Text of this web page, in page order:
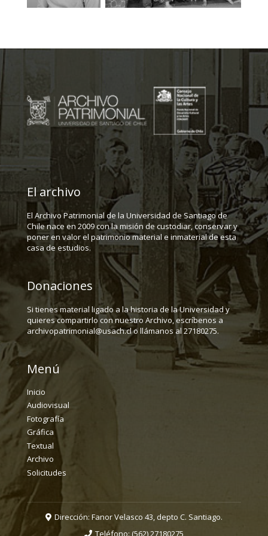
El archivo
El Archivo Patrimonial de la Universidad de Santiago de
Chile nace en 2009 con la misión de custodiar, conservar y
poner en valor el patrimonio material e inmaterial de esta
casa de estudios.
Donaciones
Si tienes material ligado a la historia de la Universidad y
quieres compartirlo con nuestro Archivo, escríbenos a
archivopatrimonial@usach.cl o llámanos al 27180275.
Menú
Inicio
Audiovisual
Fotografía
Gráfica
Textual
Archivo
Solicitudes
Dirección: Fanor Velasco 43, depto C. Santiago.
Teléfono: (562) 27180275